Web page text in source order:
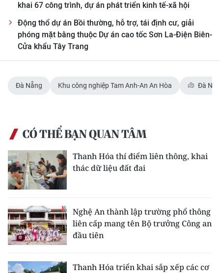
khai 67 công trình, dự án phát triển kinh tế-xã hội
Động thổ dự án Bồi thường, hỗ trợ, tái định cư, giải
phóng mặt bằng thuộc Dự án cao tốc Sơn La-Điện Biên-
Cửa khẩu Tây Trang
Đà Nẵng Khu công nghiệp Tam Anh-An An Hòa Đà
CÓ THỂ BẠN QUAN TÂM
Thanh Hóa thí điểm liên thông, khai
thác dữ liệu đất đai
Nghệ An thành lập trường phổ thông
liên cấp mang tên Bộ trưởng Công an
đầu tiên
Thanh Hóa triển khai sắp xếp các cơ